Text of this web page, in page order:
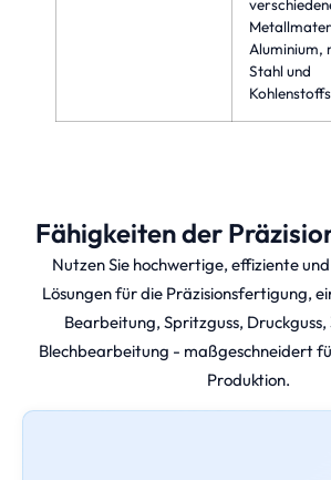
Aluminium,
Stahl und
Fähigkeiten der
Nutzen Sie hochwertige, effiziente
Lösungen für die Präzisionsfertigung,
Bearbeitung, Spritzguss,
Blechbearbeitung - maßgeschneidert
Produktion.